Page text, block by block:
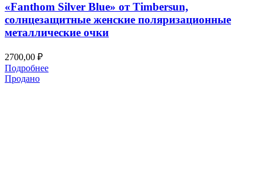
«Fanthom Silver Blue» от Timbersun,
солнцезащитные женские поляризационные
металлические очки
2700,00 ₽
Подробнее
Продано